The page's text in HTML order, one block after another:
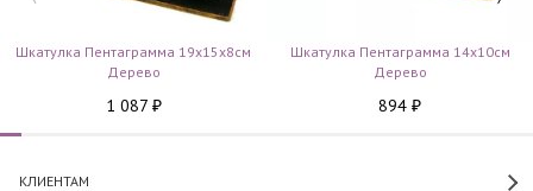
Шкатулка Пентаграмма 19х15х8см
Дерево
1 087 ₽
Шкатулка Пентаграмма 14х10см
Дерево
894 ₽
КЛИЕНТАМ